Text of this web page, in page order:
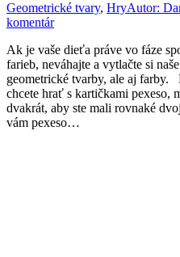
Geometrické tvary, HryAutor:
komentár
Ak je vaše dieťa práve vo fáze
farieb, neváhajte a vytlačte si
geometrické tvarby, ale aj farby.
chcete hrať s kartičkami pexeso,
dvakrát, aby ste mali rovnaké
vám pexeso…